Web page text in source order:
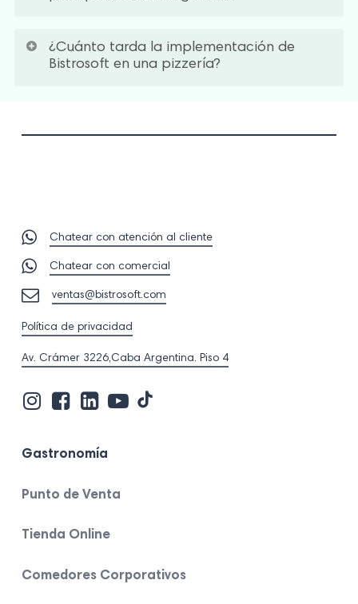
conciliación automática integrada al punto de
venta. También está disponible
para emitir comprobantes A, B y C directamente
¿Cuánto tarda la implementación de
Bistrosoft en una pizzería?
pizzería.
Chatear con atención al cliente
Chatear con comercial
ventas@bistrosoft.com
Política de privacidad
Av. Crámer 3226,Caba Argentina. Piso 4
Visita
en
Visita
en
Visita
en
VisitaVisita
Gastronomía
Punto de Venta
Tienda Online
Comedores Corporativos